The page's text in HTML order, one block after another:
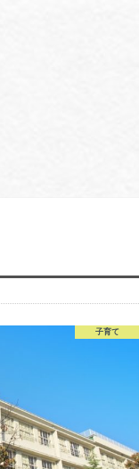
子育て